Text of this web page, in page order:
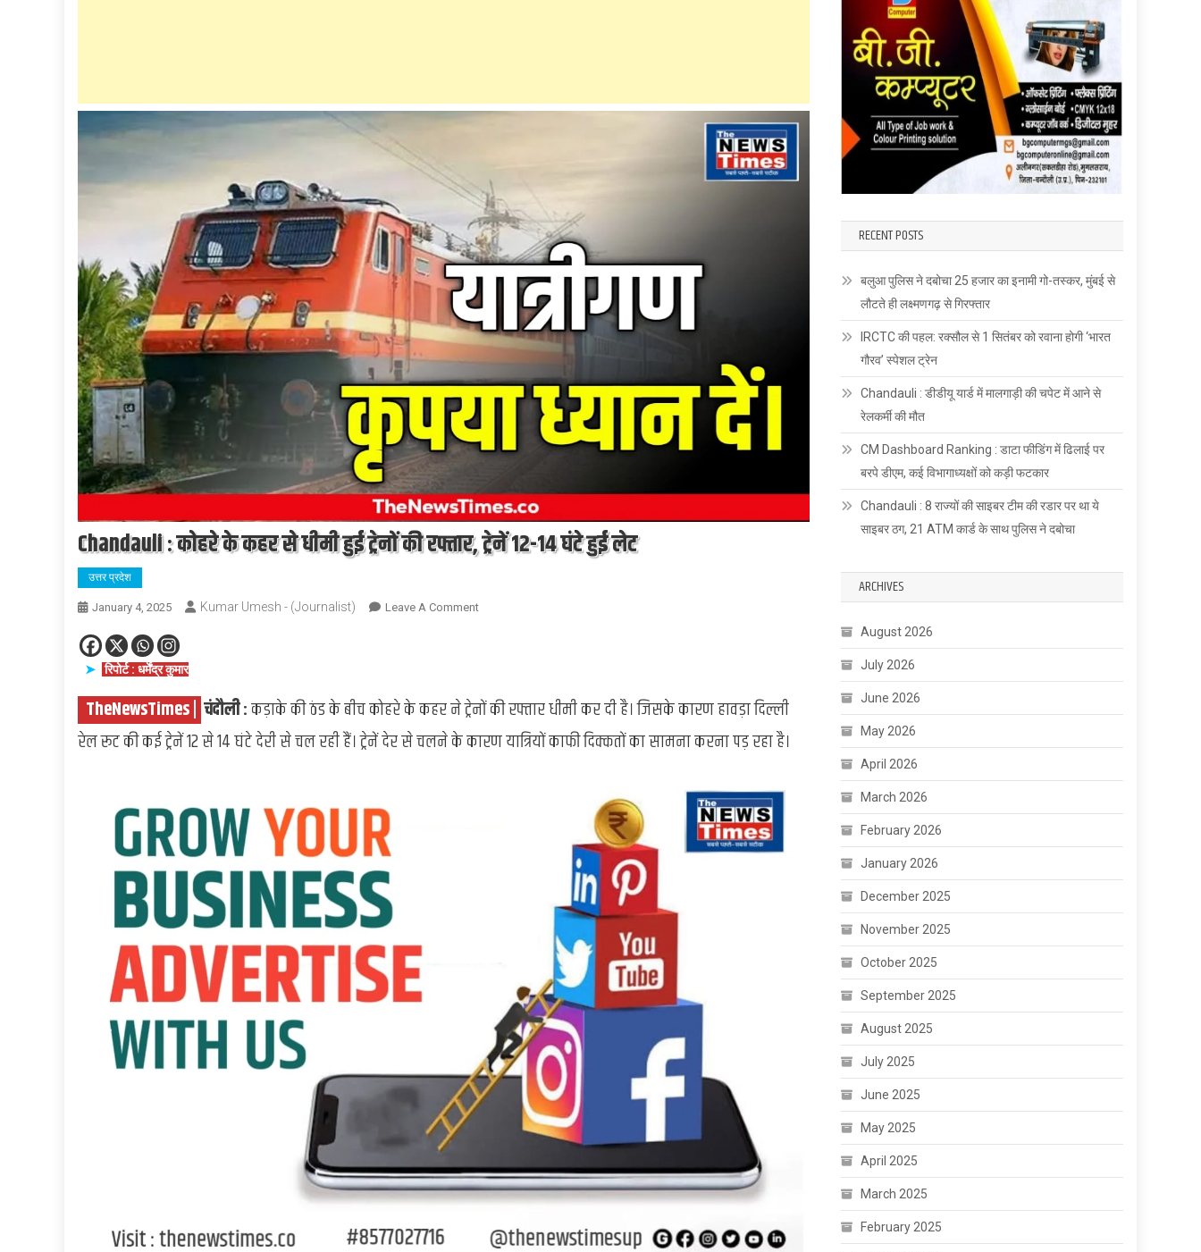
Chandauli : कोहरे के कहर से धीमी हुई ट्रेनों की रफ्तार, ट्रेनें 12-14 घंटे हुई लेट
उत्तर प्रदेश
January 4, 2025 Kumar Umesh - (Journalist) Leave A CommentOn
कहर
धीमी
रिपोर्ट : धर्मेंद्र कुमार
TheNewsTimes | चंदौली :कड़ाके की ठंड के बीच कोहरे के कहर ने ट्रेनों की रफ्तार धीमी कर दी है। जिसके कारण हावड़ा दिल्ली
रेल रूट की कई ट्रेनें 12 से 14 घंटे देरी से चल रही हैं। ट्रेनें देर से चलने के कारण यात्रियों काफी दिक्कतों का सामना करना पड़ रहा है।
RECENT POSTS
बलुआ पुलिस ने दबोचा 25 हजार का इनामी गो-तस्कर, मुंबई से
लौटते ही लक्ष्मणगढ़ से गिरफ्तार
IRCTC की पहल: रक्सौल से 1 सितंबर को रवाना होगी ‘भारत
गौरव’ स्पेशल ट्रेन
Chandauli : डीडीयू यार्ड में मालगाड़ी की चपेट में आने से
रेलकर्मी की मौत
CM Dashboard Ranking : डाटा फीडिंग में ढिलाई पर
बरपे डीएम, कई विभागाध्यक्षों को कड़ी फटकार
Chandauli : 8 राज्यों की साइबर टीम की रडार पर था ये
साइबर ठग, 21 ATM कार्ड के साथ पुलिस ने दबोचा
ARCHIVES
August 2026
July 2026
June 2026
May 2026
April 2026
March 2026
February 2026
January 2026
December 2025
November 2025
October 2025
September 2025
August 2025
July 2025
June 2025
May 2025
April 2025
March 2025
February 2025